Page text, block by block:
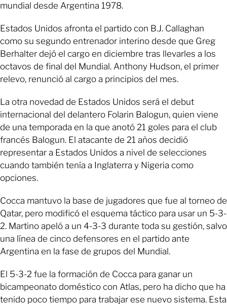
mundial desde Argentina 1978.
Estados Unidos afronta el partido con B.J. Callaghan
como su segundo entrenador interino desde que Greg
Berhalter dejó el cargo en diciembre tras llevarles a los
octavos de final del Mundial. Anthony Hudson, el primer
relevo, renunció al cargo a principios del mes.
La otra novedad de Estados Unidos será el debut
internacional del delantero Folarin Balogun, quien viene
de una temporada en la que anotó 21 goles para el club
francés Balogun. El atacante de 21 años decidió
representar a Estados Unidos a nivel de selecciones
cuando también tenía a Inglaterra y Nigeria como
opciones.
Cocca mantuvo la base de jugadores que fue al torneo de
Qatar, pero modificó el esquema táctico para usar un 5-3-
2. Martino apeló a un 4-3-3 durante toda su gestión, salvo
una línea de cinco defensores en el partido ante
Argentina en la fase de grupos del Mundial.
El 5-3-2 fue la formación de Cocca para ganar un
bicampeonato doméstico con Atlas, pero ha dicho que ha
tenido poco tiempo para trabajar ese nuevo sistema. Esta